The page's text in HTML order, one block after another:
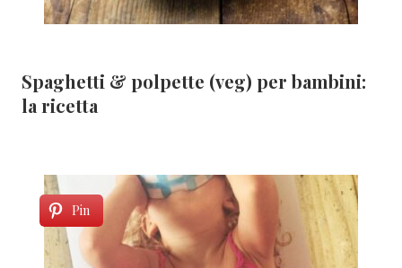
Spaghetti & polpette (veg) per bambini:
la ricetta
Pin